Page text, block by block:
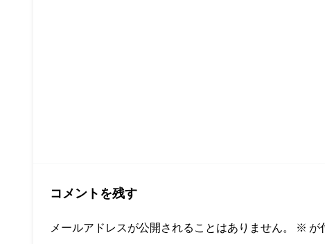
コメントを残す
メールアドレスが公開されることはありません。 ※ が